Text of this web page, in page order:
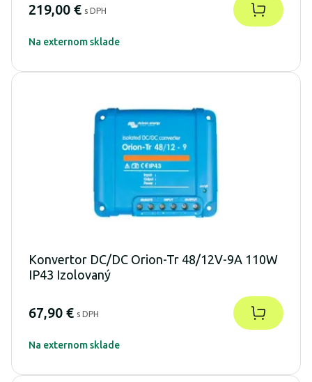
219,00 € s DPH
Na externom sklade
Konvertor DC/DC Orion-Tr 48/12V-9A 110W
IP43 Izolovaný
67,90 € s DPH
Na externom sklade